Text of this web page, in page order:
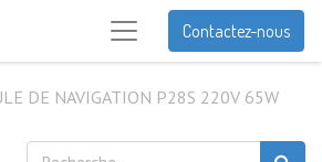
Contactez-nous
DE NAVIGATION P28S 220V 65W